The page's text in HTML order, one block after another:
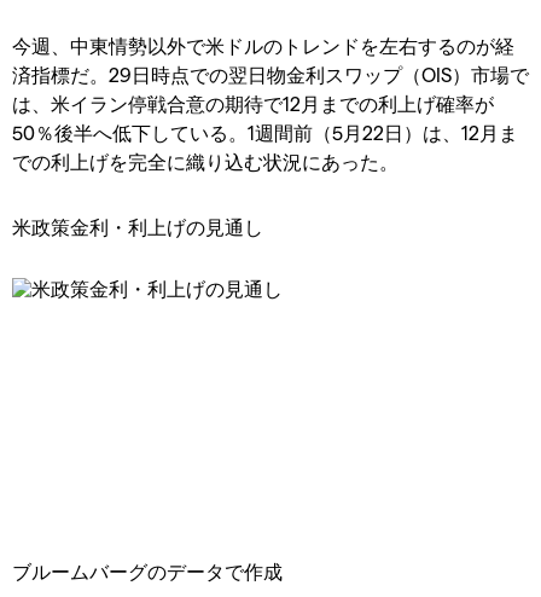
今週、中東情勢以外で米ドルのトレンドを左右するのが経
済指標だ。29日時点での翌日物金利スワップ（OIS）市場で
は、米イラン停戦合意の期待で12月までの利上げ確率が
50％後半へ低下している。1週間前（5月22日）は、12月ま
での利上げを完全に織り込む状況にあった。
米政策金利・利上げの見通し
ブルームバーグのデータで作成